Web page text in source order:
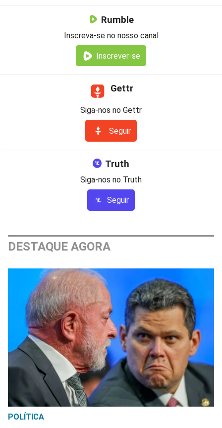
Rumble
Inscreva-se no nosso canal
Inscrever-se
Gettr
Siga-nos no Gettr
Seguir
Truth
Siga-nos no Truth
Seguir
DESTAQUE AGORA
POLÍTICA